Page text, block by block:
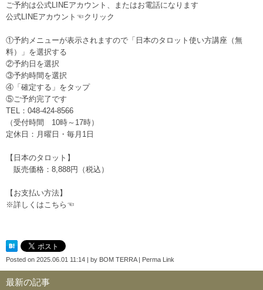
ご予約は公式LINEアカウント、またはお電話になります
公式LINEアカウント☜クリック
①予約メニューが表示されますので「日本のタロット使い方講座（無
料）」を選択する
②予約日を選択
③予約時間を選択
④「確定する」をタップ
⑤ご予約完了です
TEL：048-424-8566
（受付時間 10時～17時）
定休日：月曜日・毎月1日
【日本のタロット】
販売価格：8,888円（税込）
【お支払い方法】
※詳しくはこちら☜
Posted on 2025.06.01 11:14 | by BOM TERRA| Perma Link
最新の記事